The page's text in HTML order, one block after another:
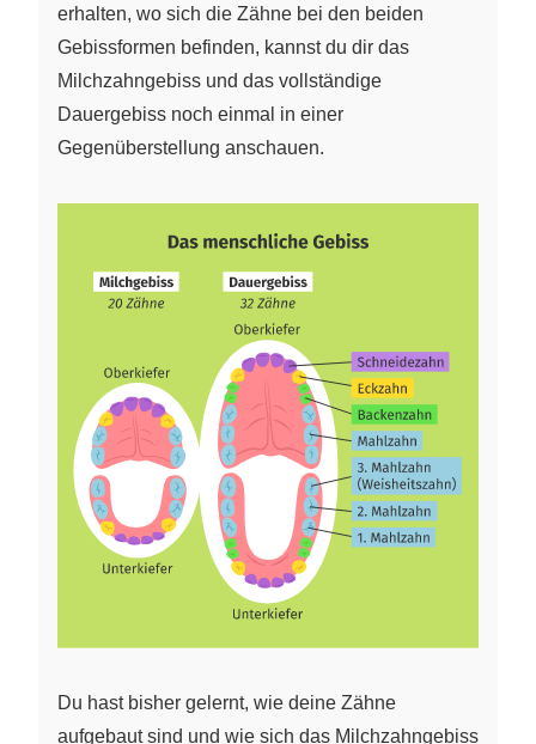
erhalten, wo sich die Zähne bei den beiden
Gebissformen befinden, kannst du dir das
Milchzahngebiss und das vollständige
Dauergebiss noch einmal in einer
Gegenüberstellung anschauen.
Du hast bisher gelernt, wie deine Zähne
aufgebaut sind und wie sich das Milchzahngebiss